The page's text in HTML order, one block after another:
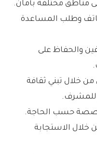
مناطق مختلفة بأمان.
وطلب المساعدة
والحفاظ على
من خلال تبني ثقافة
للمشرف.
حسب الحاجة.
خلال الاستجابة